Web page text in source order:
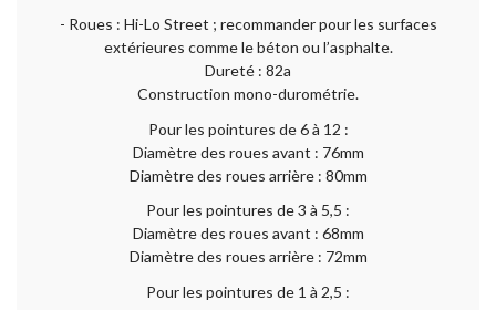
- Roues : Hi-Lo Street ; recommander pour les surfaces
extérieures comme le béton ou l’asphalte.
Dureté : 82a
Construction mono-durométrie.
Pour les pointures de 6 à 12 :
Diamètre des roues avant : 76mm
Diamètre des roues arrière : 80mm
Pour les pointures de 3 à 5,5 :
Diamètre des roues avant : 68mm
Diamètre des roues arrière : 72mm
Pour les pointures de 1 à 2,5 :